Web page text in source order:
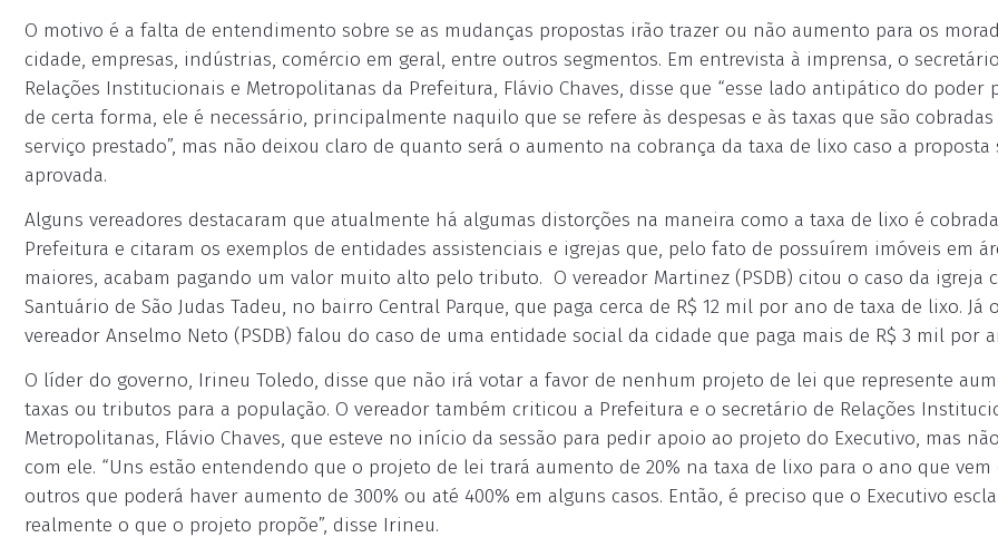
O motivo é a falta de entendimento sobre se as mudanças propostas irão trazer ou não aumento para os
cidade, empresas, indústrias, comércio em geral, entre outros segmentos. Em entrevista à imprensa, o
Relações Institucionais e Metropolitanas da Prefeitura, Flávio Chaves, disse que “esse lado antipático do poder
de certa forma, ele é necessário, principalmente naquilo que se refere às despesas e às taxas que são
serviço prestado”, mas não deixou claro de quanto será o aumento na cobrança da taxa de lixo caso a proposta
aprovada.
Alguns vereadores destacaram que atualmente há algumas distorções na maneira como a taxa de lixo é
Prefeitura e citaram os exemplos de entidades assistenciais e igrejas que, pelo fato de possuírem imóveis em
maiores, acabam pagando um valor muito alto pelo tributo. O vereador Martinez (PSDB) citou o caso da igreja
Santuário de São Judas Tadeu, no bairro Central Parque, que paga cerca de R$ 12 mil por ano de taxa de lixo. Já o
vereador Anselmo Neto (PSDB) falou do caso de uma entidade social da cidade que paga mais de R$ 3 mil por
O líder do governo, Irineu Toledo, disse que não irá votar a favor de nenhum projeto de lei que represente
taxas ou tributos para a população. O vereador também criticou a Prefeitura e o secretário de Relações
Metropolitanas, Flávio Chaves, que esteve no início da sessão para pedir apoio ao projeto do Executivo, mas
com ele. “Uns estão entendendo que o projeto de lei trará aumento de 20% na taxa de lixo para o ano que vem
outros que poderá haver aumento de 300% ou até 400% em alguns casos. Então, é preciso que o Executivo
realmente o que o projeto propõe”, disse Irineu.